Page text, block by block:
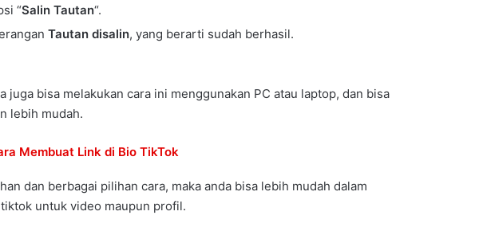
“Salin Tautan“.
Tautan disalin, yang berarti sudah berhasil.
juga bisa melakukan cara ini menggunakan PC atau laptop, dan bisa
lebih mudah.
Membuat Link di Bio TikTok
dan berbagai pilihan cara, maka anda bisa lebih mudah dalam
untuk video maupun profil.